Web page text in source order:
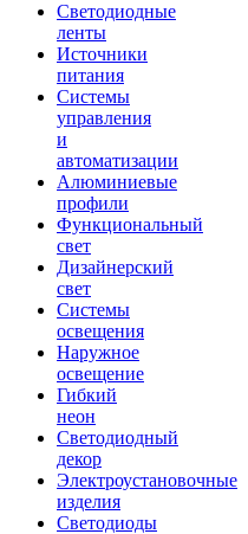
Светодиодные
ленты
Источники
питания
Системы
управления
и
автоматизации
Алюминиевые
профили
Функциональный
свет
Дизайнерский
свет
Системы
освещения
Наружное
освещение
Гибкий
неон
Светодиодный
декор
Электроустановочные
изделия
Светодиоды